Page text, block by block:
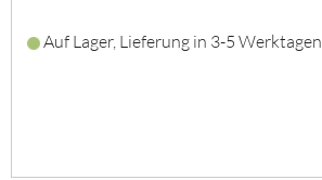
Auf Lager, Lieferung in 3-5 Werktagen